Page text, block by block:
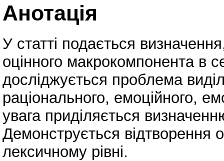
Анотація
У статті подається
оцінного макрокомпонента в
досліджується проблема
раціонального, емоційного,
увага приділяється
Демонструється відтворення
лексичному рівні.